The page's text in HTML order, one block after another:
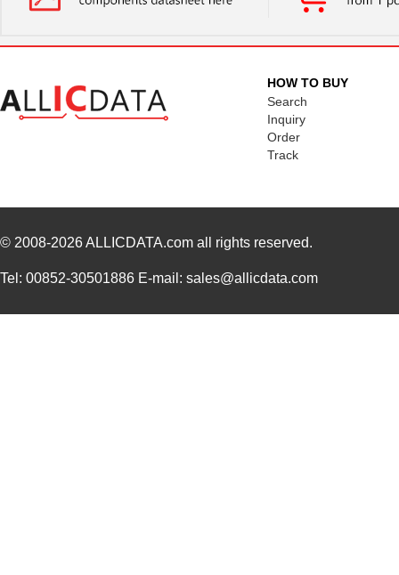
HOW TO BUY
Search
Inquiry
Order
Track
© 2008-2026ALLICDATA.com all rights reserved.
Tel: 00852-30501886 E-mail: sales@allicdata.com